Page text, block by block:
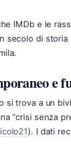
IMDb e le
secolo di
e
si trova a un
“crisi senza
). I dati